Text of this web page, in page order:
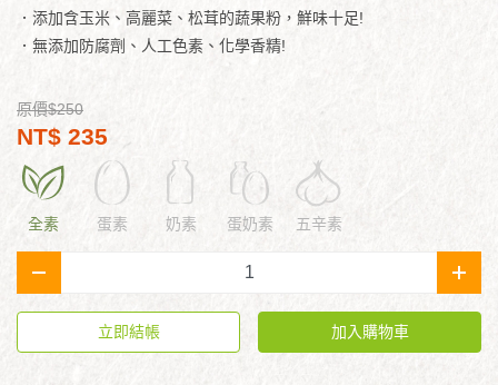
．添加含玉米、高麗菜、松茸的蔬果粉，鮮味十足!
．無添加防腐劑、人工色素、化學香精!
原價$250
NT$ 235
全素 蛋素 奶素 蛋奶素 五辛素
- +
立即結帳 加入購物車